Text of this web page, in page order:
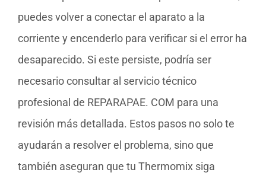
puedes volver a conectar el aparato a la
corriente y encenderlo para verificar si el error ha
desaparecido. Si este persiste, podría ser
necesario consultar al servicio técnico
profesional de REPARAPAE. COM para una
revisión más detallada. Estos pasos no solo te
ayudarán a resolver el problema, sino que
también aseguran que tu Thermomix siga